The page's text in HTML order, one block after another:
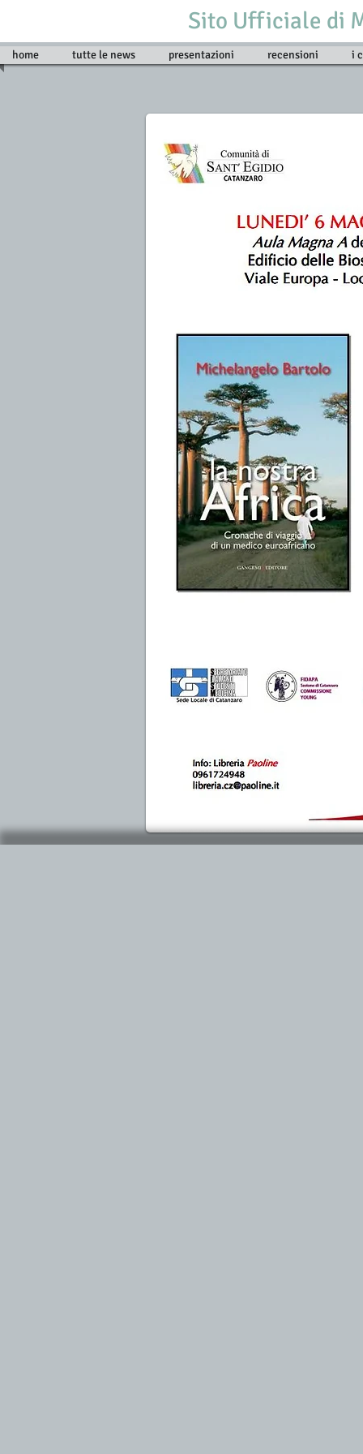
Sito Ufficiale di
home tutte le news presentazioni recensioni i